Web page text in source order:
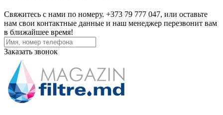
Свяжитесь с нами по номеру. +373 79 777 047, или оставьте
нам свои контактные данные и наш менеджер перезвонит вам
в ближайшее время!
Заказать звонок